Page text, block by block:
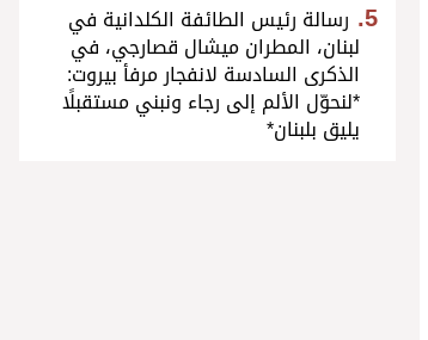
رسالة رئيس الطائفة الكلدانية في
لبنان، المطران ميشال قصارجي، في
الذكرى السادسة لانفجار مرفأ بيروت:
*لنحوّل الألم إلى رجاء ونبني مستقبلًا
يليق بلبنان*